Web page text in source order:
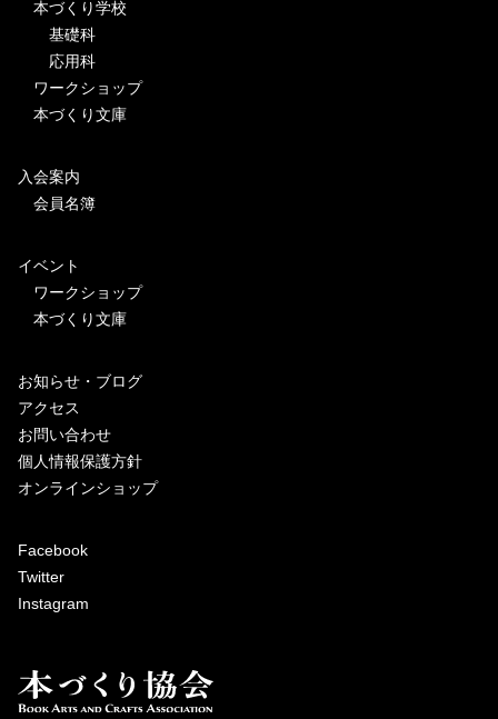
本づくり学校
基礎科
応用科
ワークショップ
本づくり文庫
入会案内
会員名簿
イベント
ワークショップ
本づくり文庫
お知らせ・ブログ
アクセス
お問い合わせ
個人情報保護方針
オンラインショップ
Facebook
Twitter
Instagram